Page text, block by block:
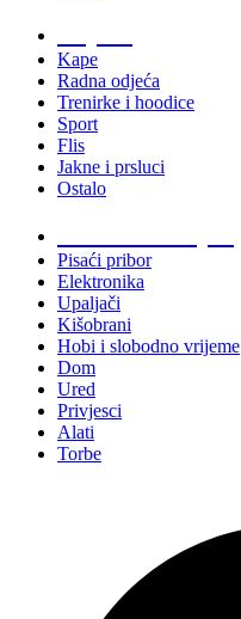
Kape
Radna odjeća
Trenirke i hoodice
Sport
Flis
Jakne i prsluci
Ostalo
Pisaći pribor
Elektronika
Upaljači
Kišobrani
Hobi i slobodno vrijeme
Dom
Ured
Privjesci
Alati
Torbe